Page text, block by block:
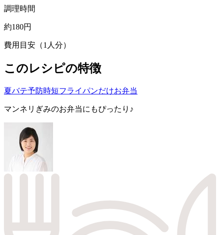
調理時間
約180円
費用目安（1人分）
このレシピの特徴
夏バテ予防時短フライパンだけお弁当
マンネリぎみのお弁当にもぴったり♪